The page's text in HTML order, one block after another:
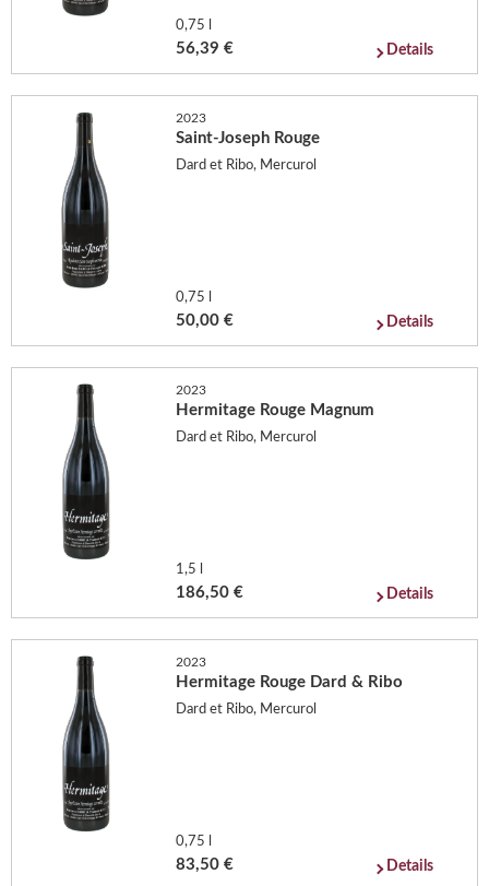
0,75 l
56,39 € Details
2023
Saint-Joseph Rouge
Dard et Ribo, Mercurol
0,75 l
50,00 € Details
2023
Hermitage Rouge Magnum
Dard et Ribo, Mercurol
1,5 l
186,50 € Details
2023
Hermitage Rouge Dard & Ribo
Dard et Ribo, Mercurol
0,75 l
83,50 € Details